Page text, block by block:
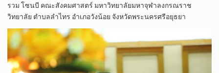
รวม โซนบี คณะสังคมศาสตร์ มหาวิทยาลัยมหาจุฬาลงกรณราช
วิทยาลัย ตำบลลำไทร อำเภอวังน้อย จังหวัดพระนครศรีอยุธยา